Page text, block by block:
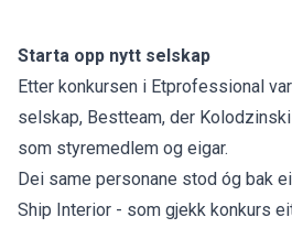
Starta opp nytt selskap
Etter konkursen i Etprofessional
selskap, Bestteam, der
som styremedlem og eigar.
Dei same personane stod óg bak
Ship Interior - som gjekk konkurs